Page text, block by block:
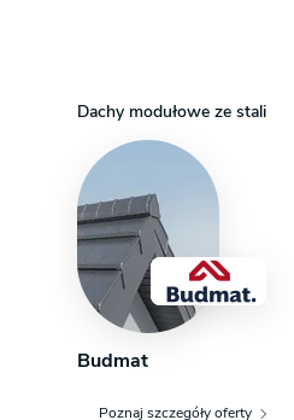
Dachy modułowe ze stali
Budmat
Poznaj szczegóły oferty